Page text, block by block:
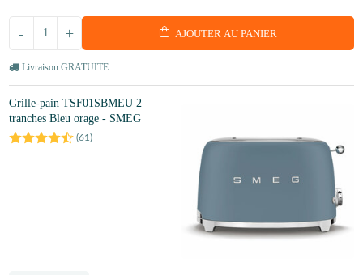
+
- AJOUTER AU PANIER
Livraison GRATUITE
Grille-pain TSF01SBMEU 2
tranches Bleu orage - SMEG
(61)